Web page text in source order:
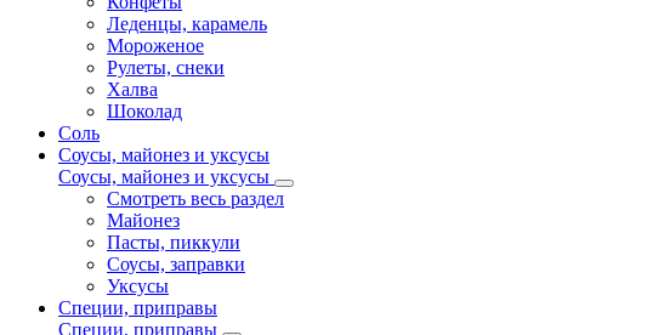
Леденцы, карамель
Мороженое
Рулеты, снеки
Халва
Шоколад
Соль
Соусы, майонез и уксусы
Соусы, майонез и уксусы
Смотреть весь раздел
Майонез
Пасты, пиккули
Соусы, заправки
Уксусы
Специи, приправы
Специи, приправы